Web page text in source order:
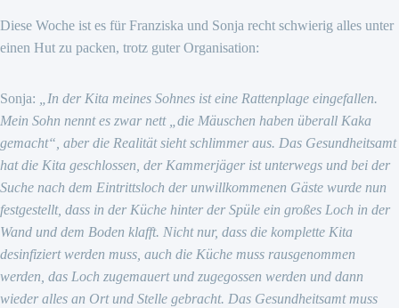
Diese Woche ist es für Franziska und Sonja recht schwierig alles unter
einen Hut zu packen, trotz guter Organisation:
Sonja:
„In der Kita meines Sohnes ist eine Rattenplage eingefallen.
Mein Sohn nennt es zwar nett „die Mäuschen haben überall Kaka
gemacht“, aber die Realität sieht schlimmer aus. Das Gesundheitsamt
hat die Kita geschlossen, der Kammerjäger ist unterwegs und bei der
Suche nach dem Eintrittsloch der unwillkommenen Gäste wurde nun
festgestellt, dass in der Küche hinter der Spüle ein großes Loch in der
Wand und dem Boden klafft. Nicht nur, dass die komplette Kita
desinfiziert werden muss, auch die Küche muss rausgenommen
werden, das Loch zugemauert und zugegossen werden und dann
wieder alles an Ort und Stelle gebracht. Das Gesundheitsamt muss